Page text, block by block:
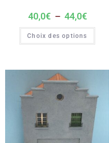
40,0€ – 44,0€
Choix des options